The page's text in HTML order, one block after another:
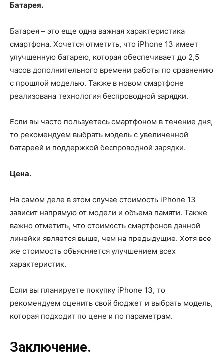
Батарея.
Батарея – это еще одна важная характеристика
смартфона. Хочется отметить, что iPhone 13 имеет
улучшенную батарею, которая обеспечивает до 2,5
часов дополнительного времени работы по сравнению
с прошлой моделью. Также в новом смартфоне
реализована технология беспроводной зарядки.
Если вы часто пользуетесь смартфоном в течение дня,
то рекомендуем выбрать модель с увеличенной
батареей и поддержкой беспроводной зарядки.
Цена.
На самом деле в этом случае стоимость iPhone 13
зависит напрямую от модели и объема памяти. Также
важно отметить, что стоимость смартфонов данной
линейки является выше, чем на предыдущие. Хотя все
же стоимость объясняется улучшением всех
характеристик.
Если вы планируете покупку iPhone 13, то
рекомендуем оценить свой бюджет и выбрать модель,
которая подходит по цене и по параметрам.
Заключение.